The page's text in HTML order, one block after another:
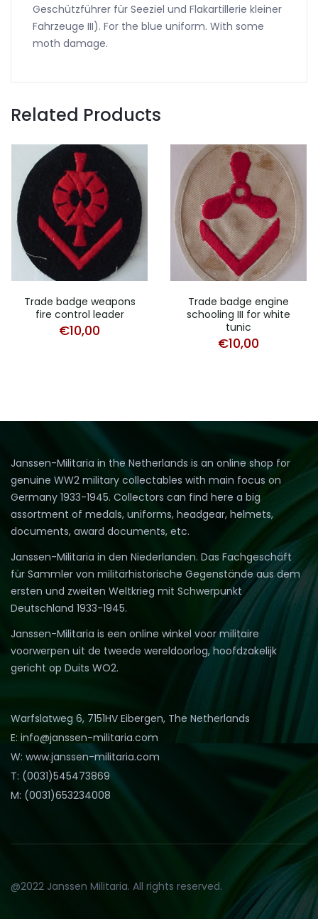
Geschützführer für Seeziel und Flakartillerie kleiner
Fahrzeuge III). For the blue uniform. With some
moth damage.
Related Products
Trade badge weapons
fire control leader
€10,00
Trade badge engine
schooling III for white
tunic
€10,00
Janssen-Militaria in the Netherlands is an online shop for
genuine WW2 military collectables with main focus on
Germany 1933-1945. Collectors can find here a big
assortment of medals, uniforms, headgear, helmets,
documents, award documents, etc.
Janssen-Militaria in den Niederlanden. Das Fachgeschäft
für Sammler von militärhistorische Gegenstände aus dem
ersten und zweiten Weltkrieg mit Schwerpunkt
Deutschland 1933-1945.
Janssen-Militaria is een online winkel voor militaire
voorwerpen uit de tweede wereldoorlog, hoofdzakelijk
gericht op Duits WO2.
Warfslatweg 6, 7151HV Eibergen, The Netherlands
E: info@janssen-militaria.com
W: www.janssen-militaria.com
T: (0031)545473869
M: (0031)653234008
@2022 Janssen Militaria. All rights reserved.